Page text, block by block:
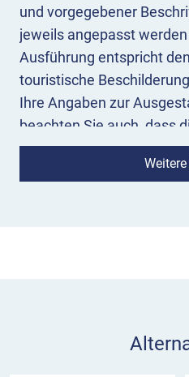
und vorgegebener
jeweils angepasst
Ausführung entspricht
touristische
Ihre Angaben zur
beachten Sie auch, dass
Randform (mit
Unterrichtungstafel nicht
einer 2007 auf dem
Absichtserklärung der